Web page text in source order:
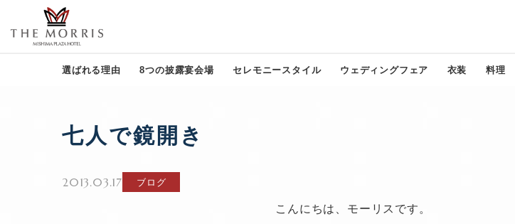
選ばれる理由 8つの披露宴会場 セレモニースタイル ウェディングフェア 衣装 料理
七人で鏡開き
2013.03.17 ブログ
こんにちは、モーリスです。